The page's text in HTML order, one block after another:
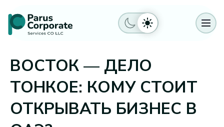
ВОСТОК — ДЕЛО
ТОНКОЕ: КОМУ СТОИТ
ОТКРЫВАТЬ БИЗНЕС В